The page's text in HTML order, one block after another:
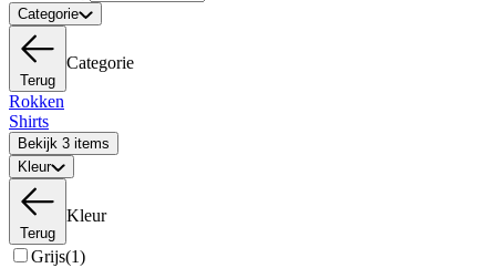
Categorie
Terug
Categorie
Rokken
Shirts
Bekijk 3 items
Kleur
Terug
Kleur
Grijs(1)